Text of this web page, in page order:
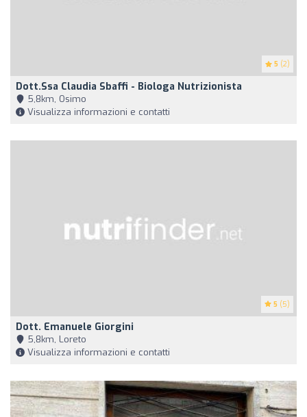
5 (2)
Dott.ssa Claudia Sbaffi - Biologa Nutrizionista
5,8km, Osimo
Visualizza informazioni e contatti
5 (5)
Dott. Emanuele Giorgini
5,8km, Loreto
Visualizza informazioni e contatti